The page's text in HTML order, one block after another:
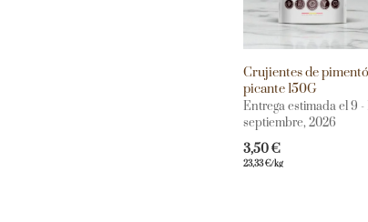
Crujientes de
picante 150G
Entrega estimada el 9 -
septiembre, 2026
3,50€
23,33€/kg